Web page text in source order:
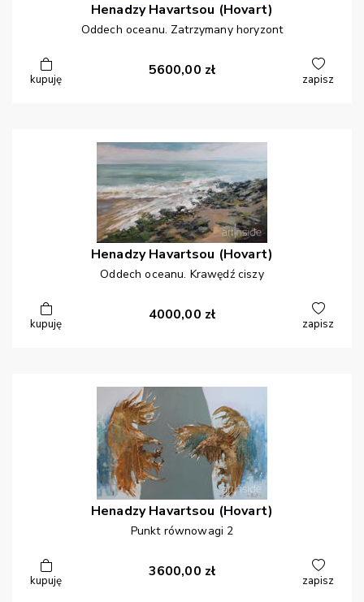
Henadzy Havartsou (Hovart)
Oddech oceanu. Zatrzymany horyzont
kupuję
5600,00 zł
zapisz
Henadzy Havartsou (Hovart)
Oddech oceanu. Krawędź ciszy
kupuję
4000,00 zł
zapisz
Henadzy Havartsou (Hovart)
Punkt równowagi 2
kupuję
3600,00 zł
zapisz